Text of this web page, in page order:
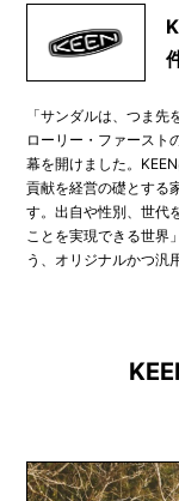
「サンダルは、つま
ローリー・ファースト
幕を開けました。
貢献を経営の礎とする
す。出自や性別、世代
ことを実現できる世界
う、オリジナルかつ汎